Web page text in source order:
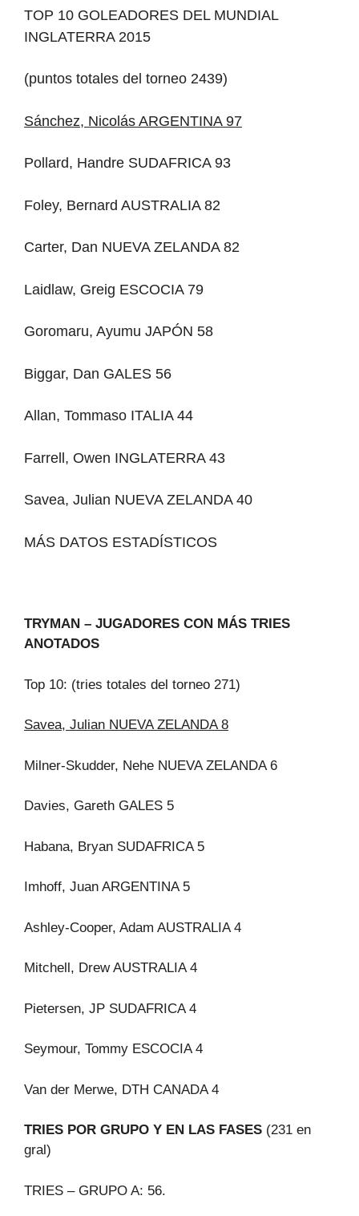
TOP 10 GOLEADORES DEL MUNDIAL
INGLATERRA 2015
(puntos totales del torneo 2439)
Sánchez, Nicolás ARGENTINA 97
Pollard, Handre SUDAFRICA 93
Foley, Bernard AUSTRALIA 82
Carter, Dan NUEVA ZELANDA 82
Laidlaw, Greig ESCOCIA 79
Goromaru, Ayumu JAPÓN 58
Biggar, Dan GALES 56
Allan, Tommaso ITALIA 44
Farrell, Owen INGLATERRA 43
Savea, Julian NUEVA ZELANDA 40
MÁS DATOS ESTADÍSTICOS
TRYMAN – JUGADORES CON MÁS TRIES
ANOTADOS
Top 10: (tries totales del torneo 271)
Savea, Julian NUEVA ZELANDA 8
Milner-Skudder, Nehe NUEVA ZELANDA 6
Davies, Gareth GALES 5
Habana, Bryan SUDAFRICA 5
Imhoff, Juan ARGENTINA 5
Ashley-Cooper, Adam AUSTRALIA 4
Mitchell, Drew AUSTRALIA 4
Pietersen, JP SUDAFRICA 4
Seymour, Tommy ESCOCIA 4
Van der Merwe, DTH CANADA 4
TRIES POR GRUPO Y EN LAS FASES (231 en
gral)
TRIES – GRUPO A: 56.